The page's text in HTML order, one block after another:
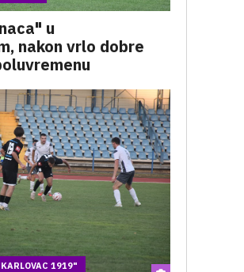
u
nakon vrlo dobre
1919"